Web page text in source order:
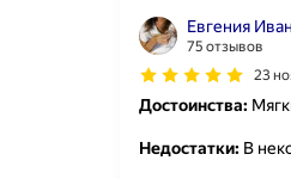
Евгения
75 отзывов
23
Достоинства:
Недостатки: В